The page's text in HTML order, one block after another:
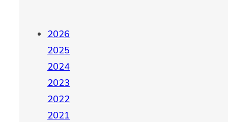
2026
2025
2024
2023
2022
2021